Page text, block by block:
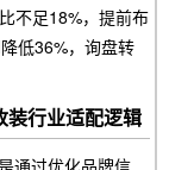
不足18%，提前布
低36%，询盘转
装行业适配逻辑
通过优化品牌信